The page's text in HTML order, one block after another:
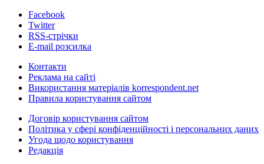
Facebook
Twitter
RSS-стрічки
E-mail розсилка
Контакти
Реклама на сайті
Використання матеріалів korrespondent.net
Правила користування сайтом
Договір користування сайтом
Політика у сфері конфіденційності і персональних даних
Угода щодо користування
Редакція